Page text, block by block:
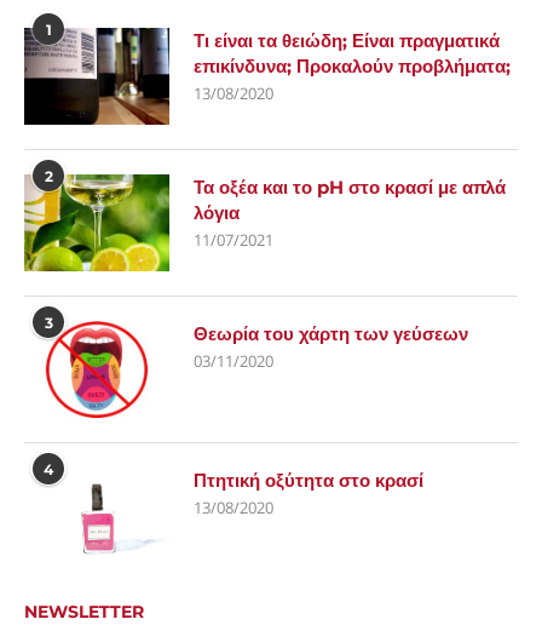
1
Τι είναι τα θειώδη; Είναι πραγματικά
επικίνδυνα; Προκαλούν προβλήματα;
13/08/2020
2
Τα οξέα και το pH στο κρασί με απλά
λόγια
11/07/2021
3 Θεωρία του χάρτη των γεύσεων
03/11/2020
4 Πτητική οξύτητα στο κρασί
13/08/2020
NEWSLETTER